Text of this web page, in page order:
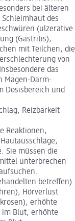
bei älteren
des
(ulzerative
(Gastritis),
mit Teilchen, die
von
das
Magen-Darm-
Dosisbereich und
Reizbarkeit
Reaktionen,
Sie müssen die
unterbrechen
betreffen)
Hörverlust
erhöhte
im Blut, erhöhte